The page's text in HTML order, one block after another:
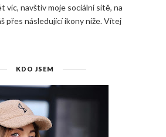
víc, navštiv moje sociální sítě, na
přes následující ikony níže. Vítej
KDO JSEM